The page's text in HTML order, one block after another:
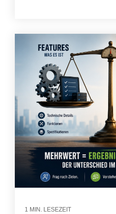
1 MIN. LESEZEIT